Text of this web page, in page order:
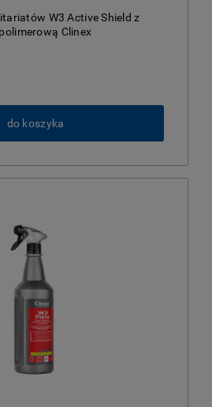
W3 Active Shield z
Clinex
do koszyka